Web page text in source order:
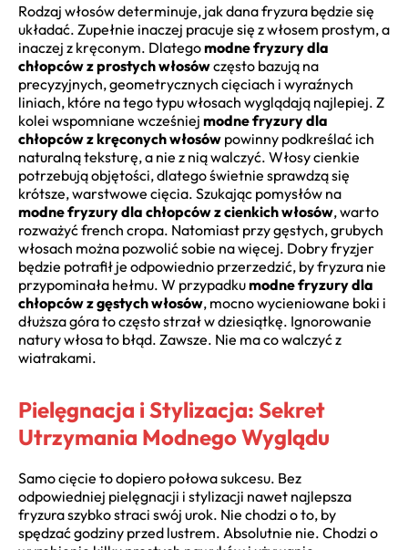
Rodzaj włosów determinuje, jak dana fryzura będzie się
układać. Zupełnie inaczej pracuje się z włosem prostym, a
inaczej z kręconym. Dlategomodne fryzury dla
chłopców z prostych włosówczęsto bazują na
precyzyjnych, geometrycznych cięciach i wyraźnych
liniach, które na tego typu włosach wyglądają najlepiej. Z
kolei wspomniane wcześniej modne fryzury dla
chłopców z kręconych włosów powinny podkreślać ich
naturalną teksturę, a nie z nią walczyć. Włosy cienkie
potrzebują objętości, dlatego świetnie sprawdzą się
krótsze, warstwowe cięcia. Szukając pomysłów na
modne fryzury dla chłopców z cienkich włosów, warto
rozważyć french cropa. Natomiast przy gęstych, grubych
włosach można pozwolić sobie na więcej. Dobry fryzjer
będzie potrafił je odpowiednio przerzedzić, by fryzura nie
przypominała hełmu. W przypadkumodne fryzury dla
chłopców z gęstych włosów, mocno wycieniowane boki i
dłuższa góra to często strzał w dziesiątkę. Ignorowanie
natury włosa to błąd. Zawsze. Nie ma co walczyć z
wiatrakami.
Pielęgnacja i Stylizacja: Sekret
Utrzymania Modnego Wyglądu
Samo cięcie to dopiero połowa sukcesu. Bez
odpowiedniej pielęgnacji i stylizacji nawet najlepsza
fryzura szybko straci swój urok. Nie chodzi o to, by
spędzać godziny przed lustrem. Absolutnie nie. Chodzi o